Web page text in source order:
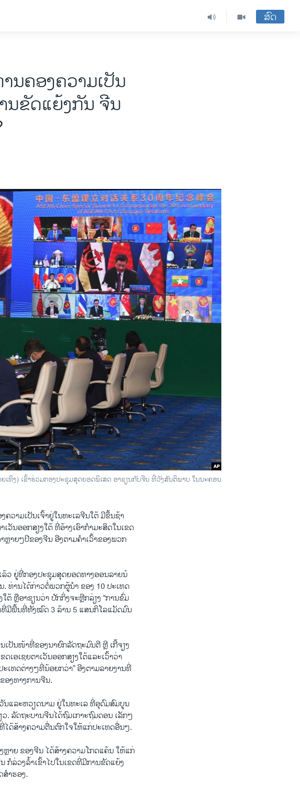
ສົດ
ນ​ຄອງ​ຄວາມ​ເປັນ​
ນ​ຂັດ​ແຍ້ງ​ກັນ ຈີນ​
ທິງ) ເຂົ້າ​ຮ່ວມກອງ​ປະ​ຊຸມ​ສຸດຍອດ​ພິ​ເສດ ອາ​ຊຽນ​ກັບ​ຈີນ ທີ່​ວັງ​ສັນຕິ​ພາບ ໃນ​ນະ​ຄອນ​
ວາມ​ເປັນ​ເຈົ້າ​ຢູ່​ໃນ​ທະ​ເລ​ຈີນ​ໃຕ້ ມີ​ຂຶ້ນ​ຊ້າ​
ວັນ​ອອກ​ສຽງ​ໃຕ້ ທີ່​ອ້າງ​ເອົາ​ກຳ​ມະ​ສິດ​ໃນ​ເຂດ​
ຫຼາຍໆ​ປີ​ຂອງ​ຈີນ ອີງ​ຕາມ​ຄຳ​ເວົ້າ​ຂອງ​ພວກ​
ວ ​ຢູ່ທີ່ກອງ​ປະ​ຊຸມ​ສຸດຍອດ​ທາງ​ອອນ​ລາຍ​ນ໌
ທ່ານ​ໄດ້​ກ່າວ​ຕໍ່​ພວກ​ຜູ້​ນຳ ​ຂອງ 10 ປະ​ເທ​ດ​
ຕ້ ​ຫຼື​ອາ​ຊຽນວ່າ ປັກ​ກິ່ງ​ຈະ​ຫຼີກ​ລ່ຽງ “ການ​ຂົ່ມ​
ທີ່​ມີ​ພື້ນ​ທີ່​ທັງ​ໝົດ 3 ລ້ານ 5 ແສນ​ກິ​ໂລ​ແມັດ​ມົນ​
ປັນ​ໜ້າ​ທີ່​ຂອງ​ນາ​ຍົກ​ລັດ​ຖະ​ມົນ​ຕີ ຫຼີ ເກີ້​ຈຽງ
ເອ​ເຊຍ​ຕາ​ເວັນ​ອອກ​ສຽງ​ໃຕ້ແລະ​ເວົ້າ​ວ່າ
ເທດ​ຕ່າງໆທີ່​ນ້ອຍກວ່າ” ອີງ​ຕາມ​ລາຍ​ງານ​ທີ່​
ງ​ທາງ​ການ​ຈີນ.
ນແລະຫວຽດ​ນາມ ຢູ່​ໃນ​ທະ​ເລ ​ທີ່​ອຸ​ດົມ​ສົມ​ບູນ​
. ລັດ​ຖະ​ບານ​ຈີນ​ໄດ້​ຖົມ​ເກາະ​ຖົມ​ດອນ ເລັກໆ
ດ້​ສ້າງຄວາມ​ຕື່ນ​ຕົກ​ໃຈ​ໃຫ້​ແກ່​ປະ​ເທດ​ອື່ນໆ.
າຍ ​ຂອງຈີນ ໄດ້​ສ້າງ​ຄວາມ​ໂກດ​ແຄ້ນ ໃຫ້​ແກ່​
ກໍ​ລ່ວງ​ລ້ຳ​ເຂົ້າ​ໄປ​ໃນເຂດ​ທີ່​ມີ​ການ​ຂັດ​ແຍ້ງ​
ຳ​ຮອງ.